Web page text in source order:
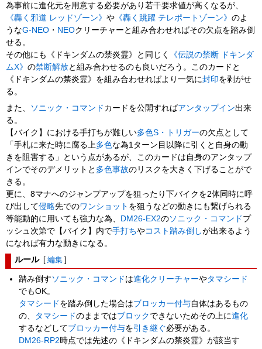
為事前に進化元を用意する必要があり若干要求値が高くなるが、
《轟く邪道 レッドゾーン》や 《轟く跳躍 テレポートゾーン》のよ
うなG-NEO ・ NEOクリーチャーと組み合わせればその欠点を踏み倒
せる。
その他にも《ドキンダムの禁炎霊》と同じく
《伝説の禁断 ドキンダ
ムX》の禁断解放と組み合わせるのも良いだろう。このカードと
《ドキンダムの禁炎霊》を組み合わせればより一気に封印を剥がせ
る。
また、
ソニック・コマンド カードを公開すればアンタップイン出来
る。
【バイク】における手打ちが難しい多色S・トリガーの欠点として
「手札に来た時に腐る上多色な為1ターン目以降に引くと自身の動
きを阻害する」という点があるが、このカードは自身のアンタップ
インでそのデメリットと 多色事故のリスクを大きく下げることがで
きる。
更に、8マナへのジャンプアップを狙ったり下バイクを2体同時に呼
び出して侵略先でのワンショット を狙うなどの動きにも繋げられる
等能動的に用いても強力な為、 DM26-EX2のソニック・コマンド プ
ッシュ次第で【バイク】内で手打ちやコスト踏み倒しが出来るよう
になれば有力な動きになる。
ルール [ 編集 ]
踏み倒す ソニック・コマンド は進化クリーチャーやタマシード
でもOK。
タマシード を踏み倒した場合はブロッカー付与自体はあるもの
の、
タマシードのままではブロック できないためその上に進化
するなどしてブロッカー付与を引き継ぐ必要がある。
DM26-RP2時点では先述の《ドキンダムの禁炎霊》が該当す